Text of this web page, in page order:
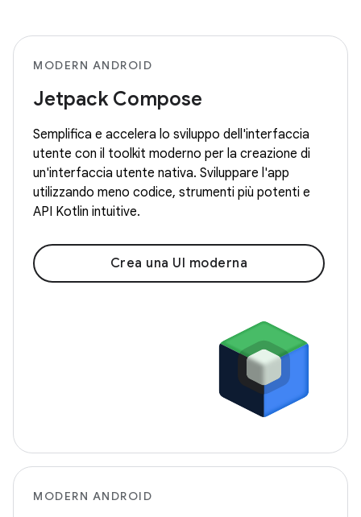
MODERN ANDROID
Jetpack Compose
Semplifica e accelera lo sviluppo dell'interfaccia
utente con il toolkit moderno per la creazione di
un'interfaccia utente nativa. Sviluppare l'app
utilizzando meno codice, strumenti più potenti e
API Kotlin intuitive.
Crea una UI moderna
MODERN ANDROID